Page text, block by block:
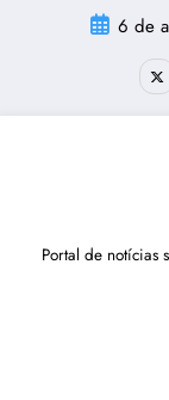
6 de
Portal de notícias